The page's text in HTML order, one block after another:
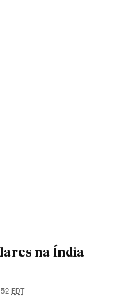
na Índia
EDT